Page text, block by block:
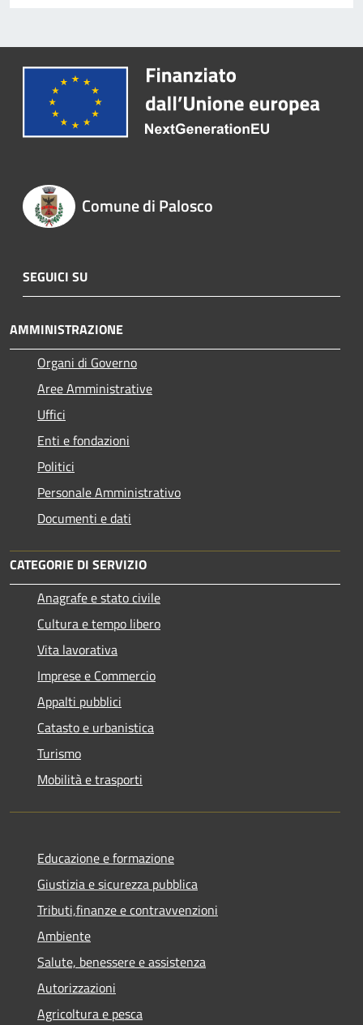
Comune di Palosco
SEGUICI SU
AMMINISTRAZIONE
Organi di Governo
Aree Amministrative
Uffici
Enti e fondazioni
Politici
Personale Amministrativo
Documenti e dati
CATEGORIE DI SERVIZIO
Anagrafe e stato civile
Cultura e tempo libero
Vita lavorativa
Imprese e Commercio
Appalti pubblici
Catasto e urbanistica
Turismo
Mobilità e trasporti
Educazione e formazione
Giustizia e sicurezza pubblica
Tributi,finanze e contravvenzioni
Ambiente
Salute, benessere e assistenza
Autorizzazioni
Agricoltura e pesca